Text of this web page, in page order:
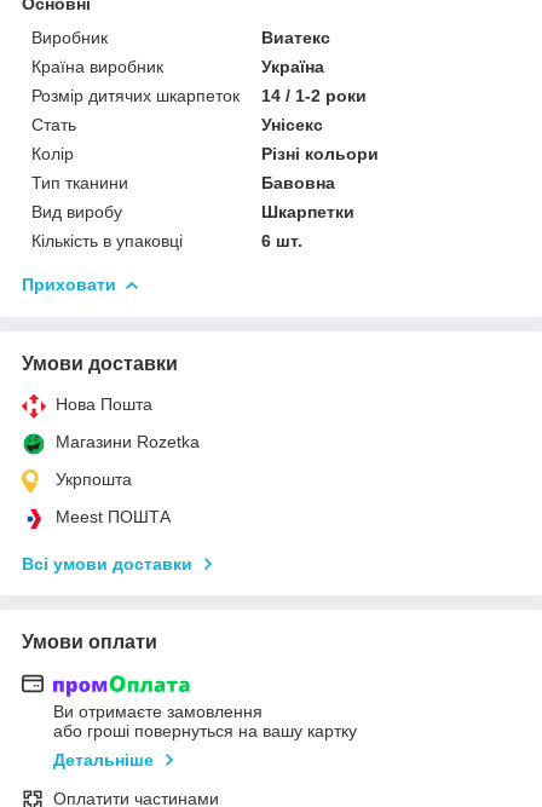
Виробник
Виатекс
Країна виробник
Україна
Розмір дитячих шкарпеток
14 / 1-2 роки
Стать
Унісекс
Колір
Різні кольори
Тип тканини
Бавовна
Вид виробу
Шкарпетки
Кількість в упаковці
6 шт.
Приховати
Умови доставки
Нова Пошта
Магазини Rozetka
Укрпошта
Meest ПОШТА
Всі умови доставки
Умови оплати
Ви отримаєте замовлення
або гроші повернуться на вашу картку
Детальніше
Оплатити частинами